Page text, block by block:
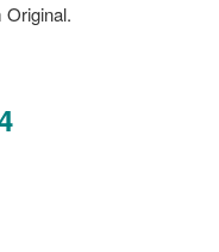
Original.